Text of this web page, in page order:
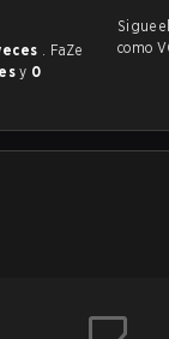
. FaZe
y 0
Sigue